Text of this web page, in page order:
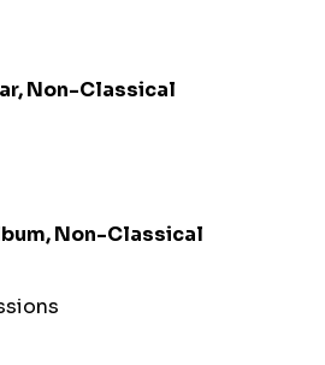
Non-Classical
Non-Classical